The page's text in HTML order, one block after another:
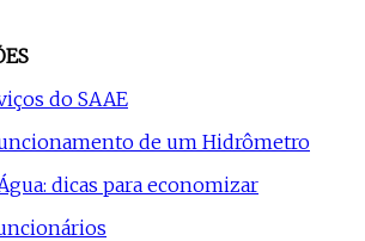
do SAAE
de um Hidrômetro
dicas para economizar